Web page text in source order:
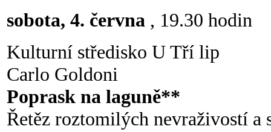
sobota, 4. června , 19.30 hodin
Kulturní středisko U Tří lip
Carlo Goldoni
Poprask na laguně**
Řetěz roztomilých nevraživostí